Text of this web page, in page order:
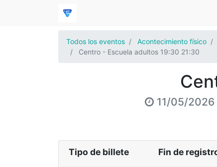
Todos los eventos Acontecimiento físico
Centro - Escuela adultos 19:30 21:30
11/05/2026
Tipo de billete Fin de